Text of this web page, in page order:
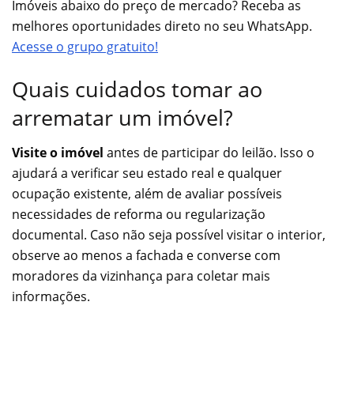
Imóveis abaixo do preço de mercado? Receba as
melhores oportunidades direto no seu WhatsApp.
Acesse o grupo gratuito!
Quais cuidados tomar ao
arrematar um imóvel?
Visite o imóvel antes de participar do leilão. Isso o
ajudará a verificar seu estado real e qualquer
ocupação existente, além de avaliar possíveis
necessidades de reforma ou regularização
documental. Caso não seja possível visitar o interior,
observe ao menos a fachada e converse com
moradores da vizinhança para coletar mais
informações.